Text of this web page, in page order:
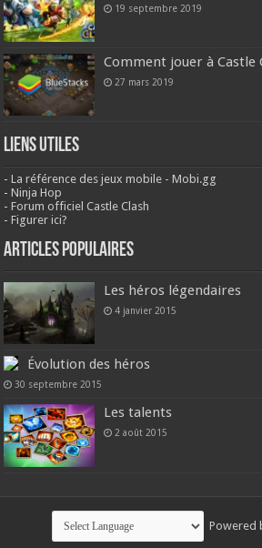
19 septembre 2019
Comment jouer à Castle
27 mars 2019
Liens Utiles
-La référence des jeux mobile - Mobi.gg
-Ninja Hop
-Forum officiel Castle Clash
-Figurer ici?
Articles populaires
Les héros légendaires
4 janvier 2015
Évolution des héros
30 septembre 2015
Les talents
2 août 2015
Powered